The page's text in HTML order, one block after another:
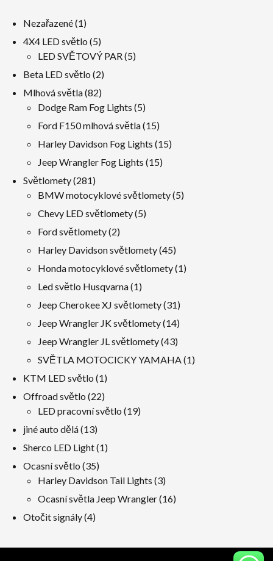
Nezařazené 11
produkt
4X4 LED světlo 55
produkty
LED SVĚTOVÝ PAR 55
Beta LED světlo 22
produkty
Mlhová světla 8282
produkty
Dodge Ram Fog Lights 55
produkty
Ford F150 mlhová světla 1515
produkty
Harley Davidson Fog Lights 1515
Jeep Wrangler Fog Lights 1515
Světlomety 281281
produkty
BMW motocyklové světlomety 55
Chevy LED světlomety 55
Ford světlomety 22
produkty
Harley Davidson světlomety 4545
produkty
Honda motocyklové světlomety 11
Led světlo Husqvarna 11
produkt
Jeep Cherokee XJ světlomety 3131
produkty
Jeep Wrangler JK světlomety 1414
produkty
Jeep Wrangler JL světlomety 4343
produkty
SVĚTLA MOTOCICKY YAMAHA 11
KTM LED světlo 11
produkt
Offroad světlo 2222
produkty
LED pracovní světlo 1919
jiné auto dělá 1313
produkty
Sherco LED Light 11
Ocasní světlo 3535
produkty
Harley Davidson Tail Lights 33
produkty
Ocasní světla Jeep Wrangler 1616
Otočit signály 44